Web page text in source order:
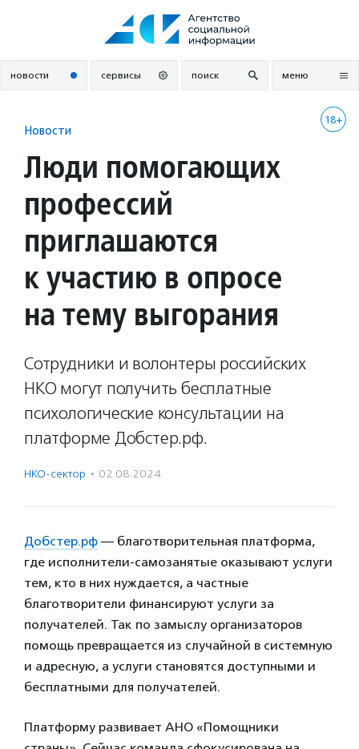
новости сервисы поиск меню
18+
Новости
Люди помогающих
профессий
приглашаются
к участию в опросе
на тему выгорания
Сотрудники и волонтеры российских
НКО могут получить бесплатные
психологические консультации на
платформе Добстер.рф.
НКО-сектор · 02.08.2024
Добстер.рф — благотворительная платформа,
где исполнители-самозанятые оказывают услуги
тем, кто в них нуждается, а частные
благотворители финансируют услуги за
получателей. Так по замыслу организаторов
помощь превращается из случайной в системную
и адресную, а услуги становятся доступными и
бесплатными для получателей.
Платформу развивает АНО «Помощники